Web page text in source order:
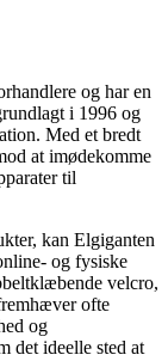
og har en
i 1996 og
Med et bredt
at imødekomme
til
kan Elgiganten
og fysiske
velcro,
ofte
og
det ideelle sted at